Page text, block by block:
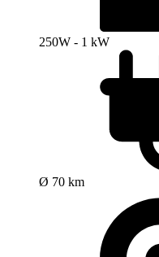
250W - 1 kW
Ø 70 km